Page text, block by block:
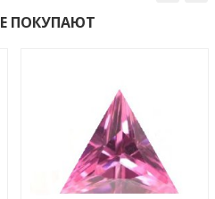
ПОКУПАЮТ